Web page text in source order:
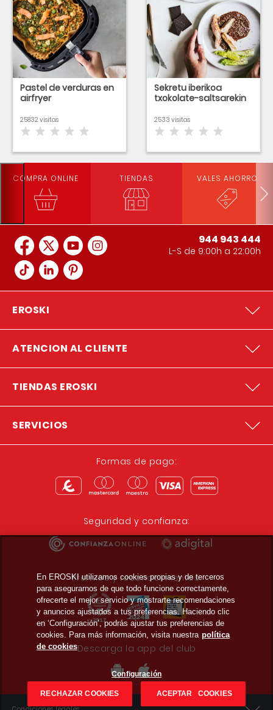
Pastel de verduras en
airfryer
25832 visitas
Sekretu iberikoa
txokolate-saltsarekin
2533 visitas
COMPRA ONLINE TIENDAS VALES AHORRO
944 943 444
L-S de 9:00h a 22:00h
EROSKI
ATENCION AL CLIENTE
TIENDAS EROSKI
SERVICIOS
Formas de pago:
Seguridad y confianza:
Premios y reconocimientos:
Descarga la app del club
En EROSKI utilizamos cookies propias y de terceros
para asegurarnos de que todo funcione correctamente,
ofrecerte el mejor servicio y mostrarte recomendaciones
y anuncios ajustados a tus preferencias. Haciendo clic
en ‘Configuración’, podrás ajustar tus preferencias de
cookies. Para más información, visita nuestra política
de cookies
Configuración
RECHAZAR COOKIES ACEPTAR COOKIES